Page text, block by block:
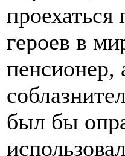
героев в
пенсионер,
был бы